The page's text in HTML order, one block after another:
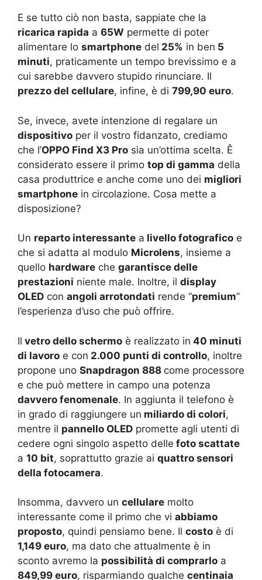
E se tutto ciò non basta, sappiate che la
ricarica rapida a 65W permette di poter
alimentare lo smartphone del 25% in ben 5
minuti, praticamente un tempo brevissimo e a
cui sarebbe davvero stupido rinunciare. Il
prezzo del cellulare, infine, è di 799,90 euro.
Se, invece, avete intenzione di regalare un
dispositivo per il vostro fidanzato, crediamo
che l’OPPO Find X3 Pro sia un’ottima scelta. Ê
considerato essere il primo top di gamma della
casa produttrice e anche come uno dei migliori
smartphone in circolazione. Cosa mette a
disposizione?
Un reparto interessante a livello fotografico e
che si adatta al modulo Microlens, insieme a
quello hardware che garantisce delle
prestazioni niente male. Inoltre, il display
OLED con angoli arrotondati rende “premium”
l’esperienza d’uso che può offrire.
Il vetro dello schermo è realizzato in 40 minuti
di lavoro e con 2.000 punti di controllo, inoltre
propone uno Snapdragon 888 come processore
e che può mettere in campo una potenza
davvero fenomenale. In aggiunta il telefono è
in grado di raggiungere un miliardo di colori,
mentre il pannello OLED promette agli utenti di
cedere ogni singolo aspetto delle foto scattate
a 10 bit, soprattutto grazie ai quattro sensori
della fotocamera.
Insomma, davvero un cellulare molto
interessante come il primo che vi abbiamo
proposto, quindi pensiamo bene. Il costo è di
1,149 euro, ma dato che attualmente è in
sconto avremo la possibilità di comprarlo a
849,99 euro, risparmiando qualche centinaia